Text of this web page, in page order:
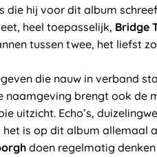
die hij voor dit album
heel toepasselijk, Bridge
tussen twee, het liefst
die nauw in verband
naamgeving brengt ook de
uitzicht. Echo’s,
is op dit album allemaal
doen regelmatig